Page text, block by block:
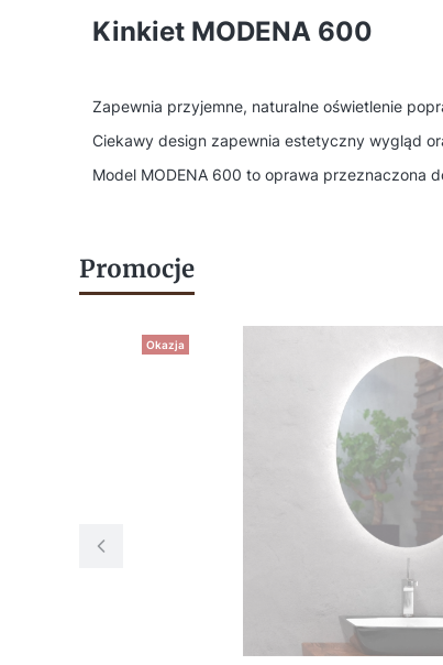
Kinkiet MODENA 600
Zapewnia przyjemne, naturalne oświetlenie
Ciekawy design zapewnia estetyczny wygląd
Model MODENA 600 to oprawa przeznaczona
Promocje
Okazja